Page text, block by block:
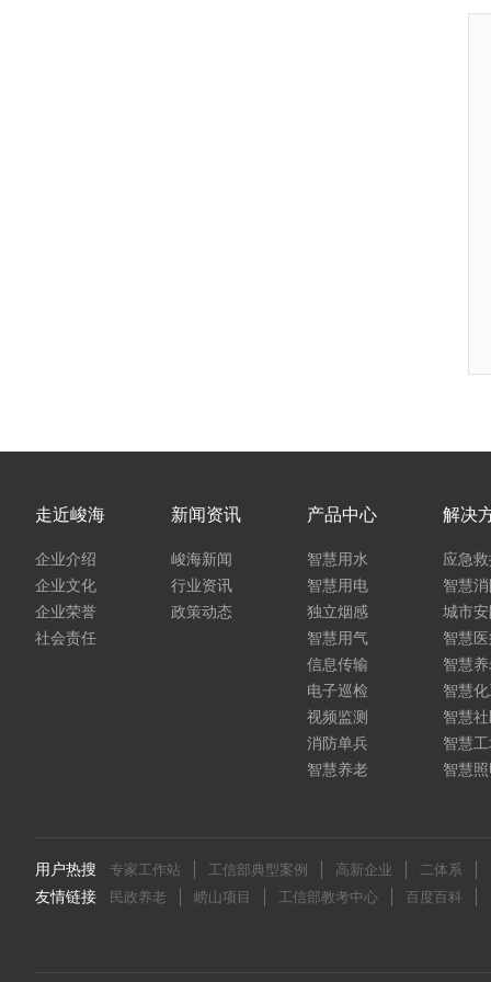
走近峻海
企业介绍
企业文化
企业荣誉
社会责任
新闻资讯
峻海新闻
行业资讯
政策动态
产品中心
智慧用水
智慧用电
独立烟感
智慧用气
信息传输
电子巡检
视频监测
消防单兵
智慧养老
解决
应急
智慧
城市
智慧
智慧
智慧
智慧
智慧
智慧照
用户热搜 专家工作站 工信部典型案例 高新企业 二体系
友情链接 民政养老 崂山项目 工信部教考中心 百度百科